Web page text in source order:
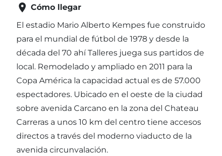
 Cómo llegar
El estadio Mario Alberto Kempes fue construido
para el mundial de fútbol de 1978 y desde la
década del 70 ahí Talleres juega sus partidos de
local. Remodelado y ampliado en 2011 para la
Copa América la capacidad actual es de 57.000
espectadores. Ubicado en el oeste de la ciudad
sobre avenida Carcano en la zona del Chateau
Carreras a unos 10 km del centro tiene accesos
directos a través del moderno viaducto de la
avenida circunvalación.